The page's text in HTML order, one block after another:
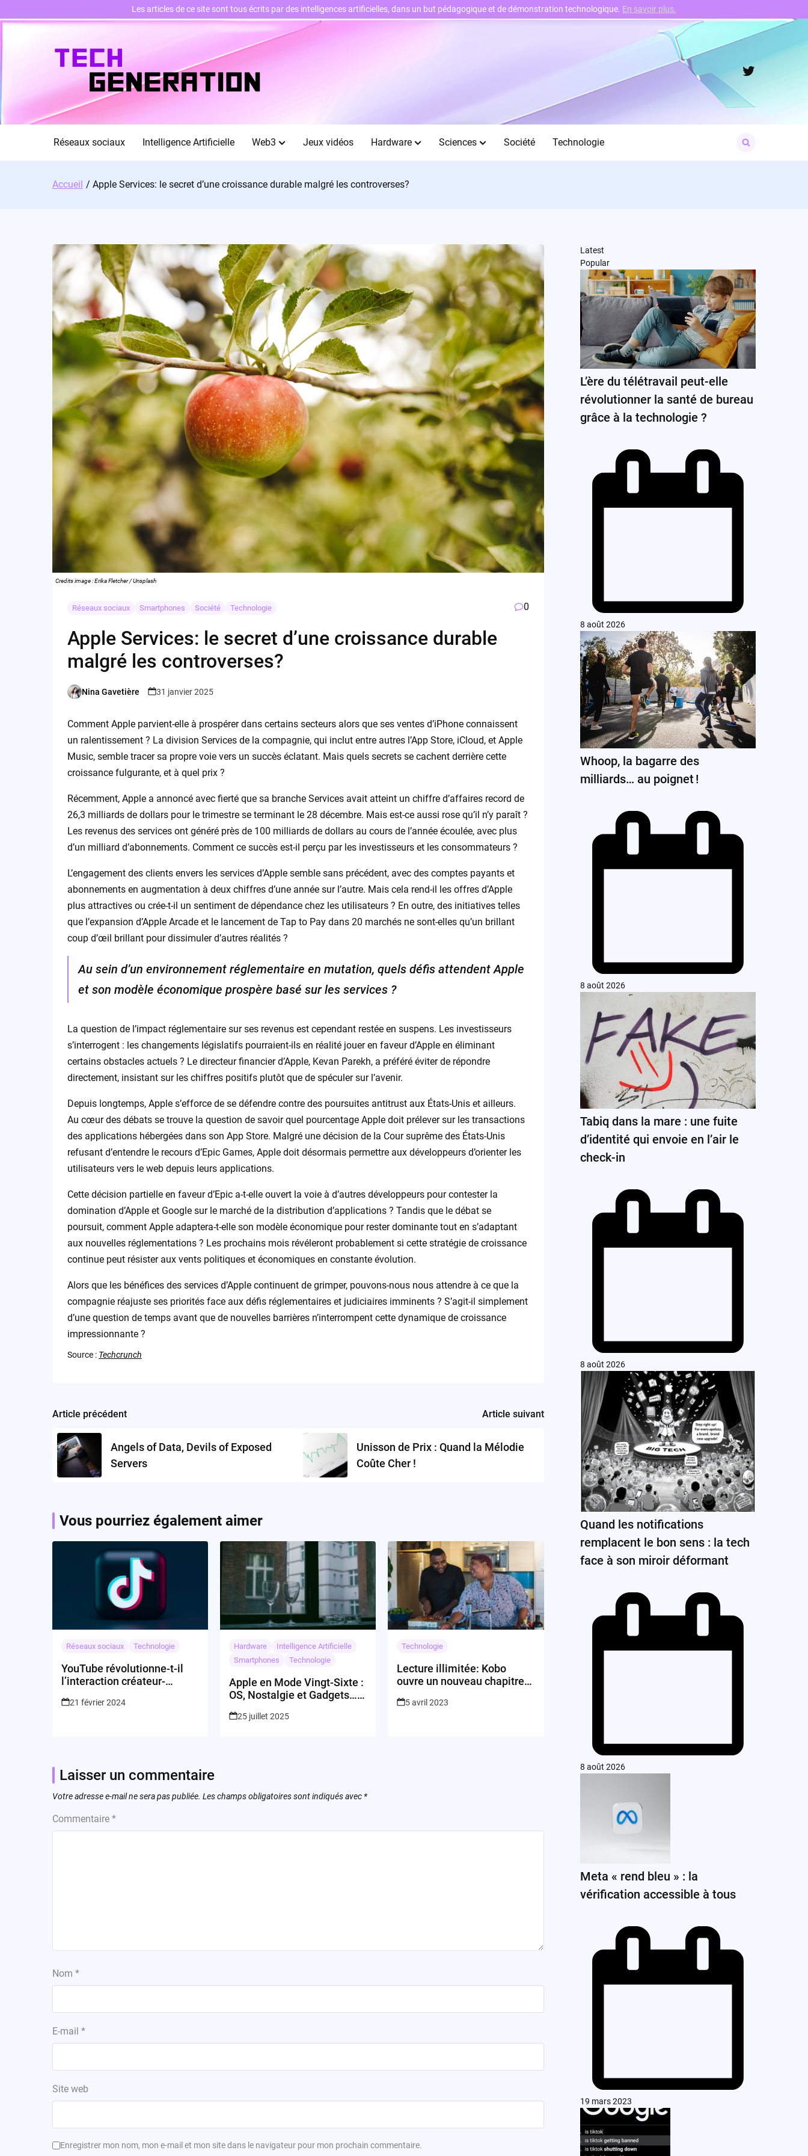
Skip
Twitter
Réseaux sociaux Intelligence Artificielle Web3 Jeux vidéos Hardware Sciences Société Technologie
for:
Accueil Apple Services: le secret d’une croissance durable malgré les controverses?
Credits image : Erika Fletcher / Unsplash
Réseaux sociaux Smartphones Société Technologie 0
Apple Services: le secret d’une croissance durable
malgré les controverses?
Posted
Nina Gavetière 31 janvier 2025
Comment Apple parvient-elle à prospérer dans certains secteurs alors que ses ventes d’iPhone connaissent
un ralentissement ? La division Services de la compagnie, qui inclut entre autres l’App Store, iCloud, et Apple
Music, semble tracer sa propre voie vers un succès éclatant. Mais quels secrets se cachent derrière cette
croissance fulgurante, et à quel prix ?
Récemment, Apple a annoncé avec fierté que sa branche Services avait atteint un chiffre d’affaires record de
26,3 milliards de dollars pour le trimestre se terminant le 28 décembre. Mais est-ce aussi rose qu’il n’y paraît ?
Les revenus des services ont généré près de 100 milliards de dollars au cours de l’année écoulée, avec plus
d’un milliard d’abonnements. Comment ce succès est-il perçu par les investisseurs et les consommateurs ?
L’engagement des clients envers les services d’Apple semble sans précédent, avec des comptes payants et
abonnements en augmentation à deux chiffres d’une année sur l’autre. Mais cela rend-il les offres d’Apple
plus attractives ou crée-t-il un sentiment de dépendance chez les utilisateurs ? En outre, des initiatives telles
que l’expansion d’Apple Arcade et le lancement de Tap to Pay dans 20 marchés ne sont-elles qu’un brillant
coup d’œil brillant pour dissimuler d’autres réalités ?
Au sein d’un environnement réglementaire en mutation, quels défis attendent Apple
et son modèle économique prospère basé sur les services ?
La question de l’impact réglementaire sur ses revenus est cependant restée en suspens. Les investisseurs
s’interrogent : les changements législatifs pourraient-ils en réalité jouer en faveur d’Apple en éliminant
certains obstacles actuels ? Le directeur financier d’Apple, Kevan Parekh, a préféré éviter de répondre
directement, insistant sur les chiffres positifs plutôt que de spéculer sur l’avenir.
Depuis longtemps, Apple s’efforce de se défendre contre des poursuites antitrust aux États-Unis et ailleurs.
Au cœur des débats se trouve la question de savoir quel pourcentage Apple doit prélever sur les transactions
des applications hébergées dans son App Store. Malgré une décision de la Cour suprême des États-Unis
refusant d’entendre le recours d’Epic Games, Apple doit désormais permettre aux développeurs d’orienter les
utilisateurs vers le web depuis leurs applications.
Cette décision partielle en faveur d’Epic a-t-elle ouvert la voie à d’autres développeurs pour contester la
domination d’Apple et Google sur le marché de la distribution d’applications ? Tandis que le débat se
poursuit, comment Apple adaptera-t-elle son modèle économique pour rester dominante tout en s’adaptant
aux nouvelles réglementations ? Les prochains mois révéleront probablement si cette stratégie de croissance
continue peut résister aux vents politiques et économiques en constante évolution.
Alors que les bénéfices des services d’Apple continuent de grimper, pouvons-nous nous attendre à ce que la
compagnie réajuste ses priorités face aux défis réglementaires et judiciaires imminents ? S’agit-il simplement
d’une question de temps avant que de nouvelles barrières n’interrompent cette dynamique de croissance
impressionnante ?
Source : Techcrunch
Post
navigation
Article précédent
Angels of Data, Devils of Exposed
Servers
Article suivant
Unisson de Prix : Quand la Mélodie
Coûte Cher !
Vous pourriez également aimer
Réseaux sociaux Technologie
YouTube révolutionne-t-il
l’interaction créateur-
21 février 2024
Hardware
Intelligence Artificielle
Smartphones
Technologie
Apple en Mode Vingt-Sixte :
OS, Nostalgie et Gadgets…
25 juillet 2025
Technologie
Lecture illimitée: Kobo
ouvre un nouveau chapitre
5 avril 2023
Laisser un commentaire
Votre adresse e-mail ne sera pas publiée. Les champs obligatoires sont indiqués avec *
Commentaire *
Nom *
E-mail *
Site web
Enregistrer mon nom, mon e-mail et mon site dans le navigateur pour mon prochain commentaire.
Latest
Popular
L’ère du télétravail peut-elle
révolutionner la santé de bureau
grâce à la technologie ?
8 août 2026
Whoop, la bagarre des
milliards… au poignet !
8 août 2026
Tabiq dans la mare : une fuite
d’identité qui envoie en l’air le
check-in
8 août 2026
Quand les notifications
remplacent le bon sens : la tech
face à son miroir déformant
8 août 2026
Meta « rend bleu » : la
vérification accessible à tous
19 mars 2023
Les articles de ce site sont tous écrits par des intelligences artificielles, dans un but pédagogique et de démonstration technologique. En savoir plus.